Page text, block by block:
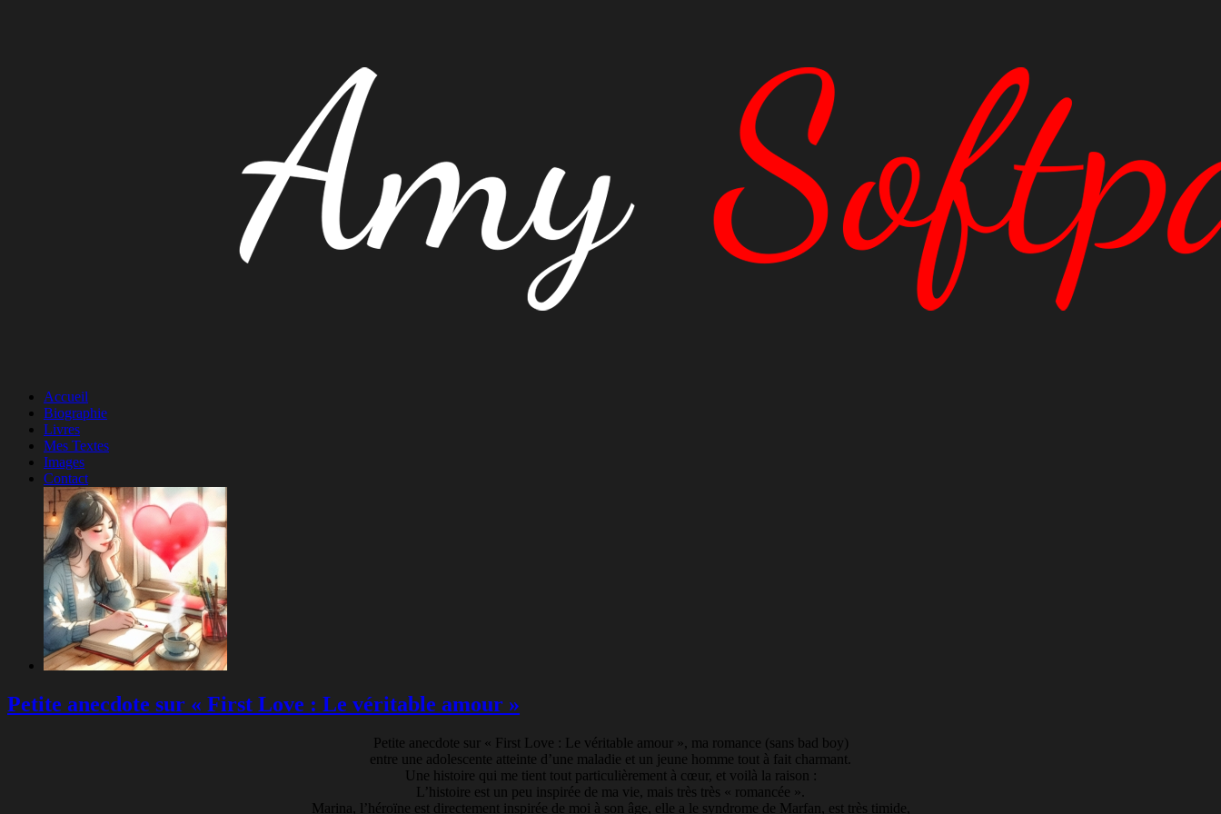
Accueil
Biographie
Livres
Mes Textes
Images
Contact
Petite anecdote sur « First Love : Le véritable amour »
Petite anecdote sur « First Love : Le véritable amour », ma romance (sans bad boy)
entre une adolescente atteinte d’une maladie et un jeune homme tout à fait charmant.
Une histoire qui me tient tout particulièrement à cœur, et voilà la raison :
L’histoire est un peu inspirée de ma vie, mais très très « romancée ».
Marina, l’héroïne est directement inspirée de moi à son âge, elle a le syndrome de Marfan, est très timide,